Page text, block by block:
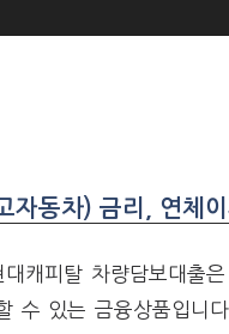
자동차) 금리, 연체
대캐피탈 차량담보대출
수 있는 금융상품입니